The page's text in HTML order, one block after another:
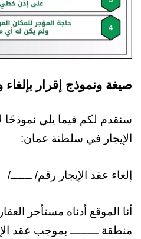
صيغة ونموذج إقرار
سنقدم لكم فيما يلي نموذجًا
الإيجار في سلطنة عمان:
إلغاء عقد الإيجار رقم/ ــــــ/
أنا الموقع أدناه مستأجر
منطقة ــــــــ بموجب عقد